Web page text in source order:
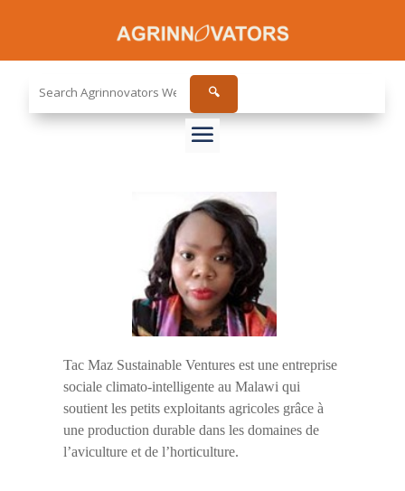
site...
🔍
Tac Maz Sustainable Ventures est une entreprise
sociale climato-intelligente au Malawi qui
soutient les petits exploitants agricoles grâce à
une production durable dans les domaines de
l’aviculture et de l’horticulture.